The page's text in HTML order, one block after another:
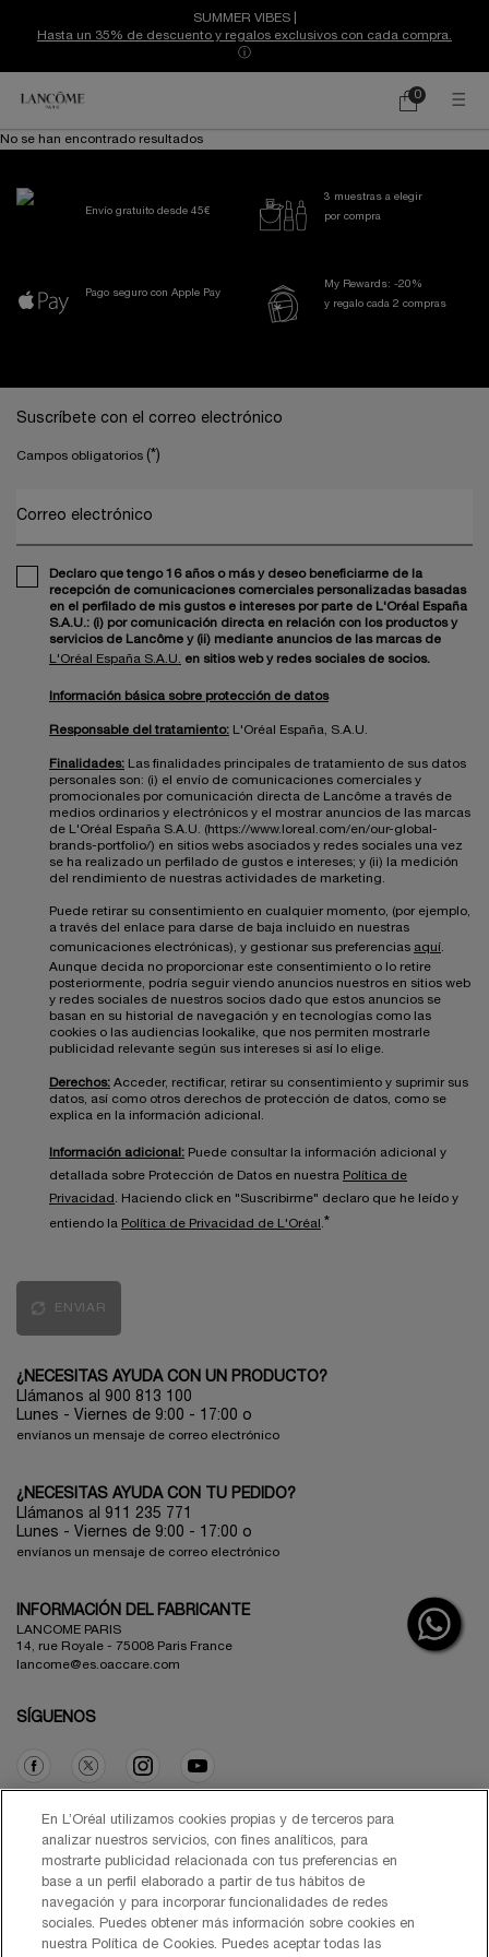
SUMMER VIBES |
Hasta un 35% de descuento y regalos exclusivos con cada compra.
ⓘ
Mi
0
0 producto
Contenido principal
No se han encontrado resultados
Envío gratuito desde 45€
3 muestras a elegir
por compra
Pago seguro con Apple Pay
My Rewards: -20%
y regalo cada 2 compras
Suscríbete con el correo electrónico
Campos obligatorios (*)
Correo electrónico
Declaro que tengo 16 años o más y deseo beneficiarme de la
recepción de comunicaciones comerciales personalizadas basadas
en el perfilado de mis gustos e intereses por parte de L'Oréal España
S.A.U.: (i) por comunicación directa en relación con los productos y
servicios de Lancôme y (ii) mediante anuncios de las marcas de
L'Oréal España S.A.U.
en sitios web y redes sociales de socios.
Información básica sobre protección de datos
Responsable del tratamiento: L'Oréal España, S.A.U.
Finalidades: Las finalidades principales de tratamiento de sus datos
personales son: (i) el envío de comunicaciones comerciales y
promocionales por comunicación directa de Lancôme a través de
medios ordinarios y electrónicos y el mostrar anuncios de las marcas
de L'Oréal España S.A.U. (https://www.loreal.com/en/our-global-
brands-portfolio/) en sitios webs asociados y redes sociales una vez
se ha realizado un perfilado de gustos e intereses; y (ii) la medición
del rendimiento de nuestras actividades de marketing.
Puede retirar su consentimiento en cualquier momento, (por ejemplo,
a través del enlace para darse de baja incluido en nuestras
comunicaciones electrónicas), y gestionar sus preferencias aquí
Aunque decida no proporcionar este consentimiento o lo retire
posteriormente, podría seguir viendo anuncios nuestros en sitios web
y redes sociales de nuestros socios dado que estos anuncios se
basan en su historial de navegación y en tecnologías como las
cookies o las audiencias lookalike, que nos permiten mostrarle
publicidad relevante según sus intereses si así lo elige.
Derechos: Acceder, rectificar, retirar su consentimiento y suprimir sus
datos, así como otros derechos de protección de datos, como se
explica en la información adicional.
Información adicional: Puede consultar la información adicional y
detallada sobre Protección de Datos en nuestra Política de
Privacidad
. Haciendo click en "Suscribirme" declaro que he leído y
entiendo la Política de Privacidad de L'Oréal *
ENVIAR
¿NECESITAS AYUDA CON UN PRODUCTO?
Llámanos al 900 813 100
Lunes - Viernes de 9:00 - 17:00 o
envíanos un mensaje de correo electrónico
¿NECESITAS AYUDA CON TU PEDIDO?
Llámanos al 911 235 771
Lunes - Viernes de 9:00 - 17:00 o
envíanos un mensaje de correo electrónico
INFORMACIÓN DEL FABRICANTE
LANCOME PARIS
14, rue Royale - 75008 Paris France
lancome@es.oaccare.com
SÍGUENOS
Opción de compra
€ - ES (ES)
En L’Oréal utilizamos cookies propias y de terceros para
analizar nuestros servicios, con fines analíticos, para
mostrarte publicidad relacionada con tus preferencias en
base a un perfil elaborado a partir de tus hábitos de
navegación y para incorporar funcionalidades de redes
sociales. Puedes obtener más información sobre cookies en
nuestra Política de Cookies. Puedes aceptar todas las